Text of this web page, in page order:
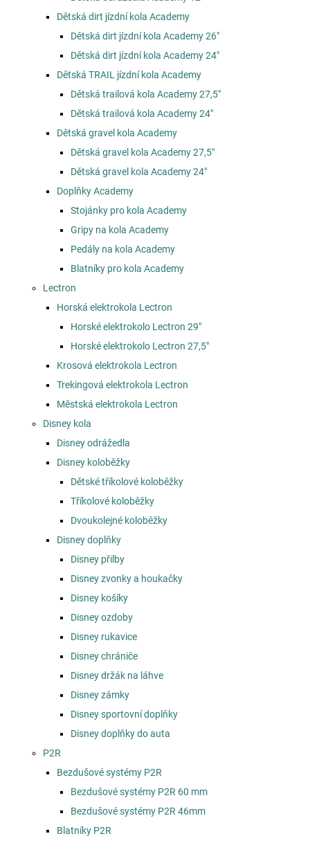
Dětská dirt jízdní kola Academy
Dětská dirt jízdní kola Academy 26"
Dětská dirt jízdní kola Academy 24"
Dětská TRAIL jízdní kola Academy
Dětská trailová kola Academy 27,5"
Dětská trailová kola Academy 24"
Dětská gravel kola Academy
Dětská gravel kola Academy 27,5"
Dětská gravel kola Academy 24"
Doplňky Academy
Stojánky pro kola Academy
Gripy na kola Academy
Pedály na kola Academy
Blatníky pro kola Academy
Lectron
Horská elektrokola Lectron
Horské elektrokolo Lectron 29"
Horské elektrokolo Lectron 27,5"
Krosová elektrokola Lectron
Trekingová elektrokola Lectron
Městská elektrokola Lectron
Disney kola
Disney odrážedla
Disney koloběžky
Dětské tříkolové koloběžky
Tříkolové koloběžky
Dvoukolejné koloběžky
Disney doplňky
Disney přilby
Disney zvonky a houkačky
Disney košíky
Disney ozdoby
Disney rukavice
Disney chrániče
Disney držák na láhve
Disney zámky
Disney sportovní doplňky
Disney doplňky do auta
P2R
Bezdušové systémy P2R
Bezdušové systémy P2R 60 mm
Bezdušové systémy P2R 46mm
Blatníky P2R